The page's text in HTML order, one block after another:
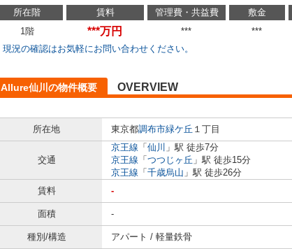
所在階 賃料 管理費・共益費 敷金
1階
***万円 *** ***
現況の確認はお気軽にお問い合わせください。
Allure仙川の物件概要 OVERVIEW
所在地
東京都調布市緑ケ丘 １丁目
交通
京王線 「 仙川 」駅 徒歩7分
京王線 「 つつじヶ丘 」駅 徒歩15分
京王線 「 千歳烏山 」駅 徒歩26分
賃料
-
面積 -
種別/構造 アパート / 軽量鉄骨